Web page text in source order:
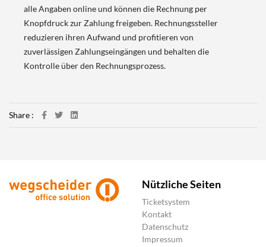
alle Angaben online und können die Rechnung per
Knopfdruck zur Zahlung freigeben. Rechnungssteller
reduzieren ihren Aufwand und profitieren von
zuverlässigen Zahlungseingängen und behalten die
Kontrolle über den Rechnungsprozess.
Share :
Nützliche Seiten
Ticketsystem
Kontakt
Datenschutz
Impressum